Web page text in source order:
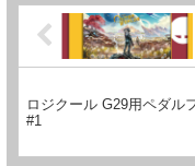
ロジクール G29用ペダル
#1